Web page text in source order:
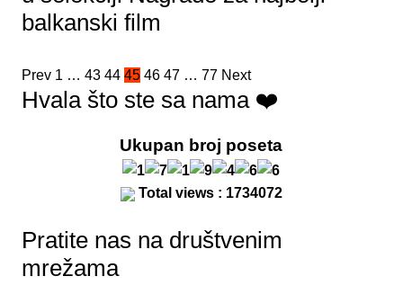
balkanski film
Posts
pagination
Prev 1 … 43 44 45 46 47 … 77 Next
Hvala što ste sa nama ❤️
Ukupan broj poseta
Total views : 1734072
Pratite nas na društvenim
mrežama